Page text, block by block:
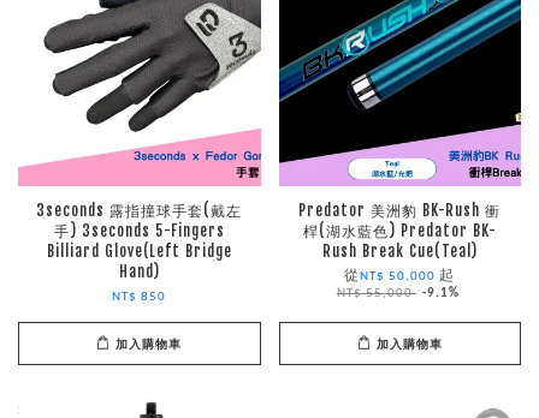
3seconds 露指撞球手套(戴左
手) 3seconds 5-Fingers
Billiard Glove(Left Bridge
Hand)
NT$ 850
加入購物車
Predator 美洲豹 BK-Rush 衝
桿(湖水藍色) Predator BK-
Rush Break Cue(Teal)
從NT$ 50,000 起
NT$ 55,000 -9.1%
加入購物車